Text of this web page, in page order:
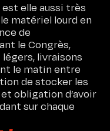
elle aussi très
matériel lourd en
de
le Congrès,
livraisons
le matin entre
de stocker les
obligation d’avoir
sur chaque